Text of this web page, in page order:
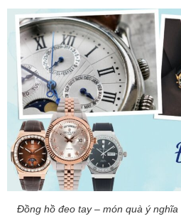
Đồng hồ đeo tay – món quà ý